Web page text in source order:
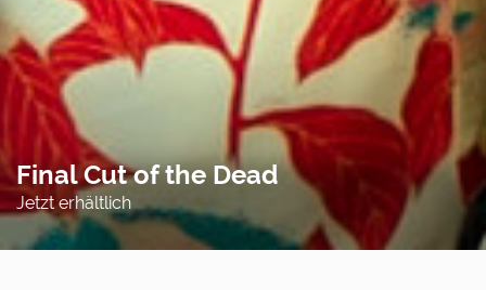
Final Cut of the Dead
Jetzt erhältlich